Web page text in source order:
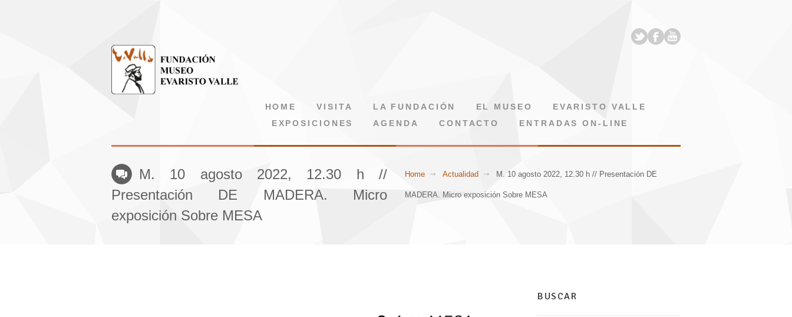
HOME VISITA LA FUNDACIÓN EL MUSEO
EVARISTO VALLE
EXPOSICIONES
AGENDA CONTACTO ENTRADAS ON-LINE
M. 10 agosto 2022, 12.30 h //
Presentación DE MADERA. Micro
exposición Sobre MESA
Home Actualidad M. 10 agosto 2022, 12.30 h // Presentación DE
MADERA. Micro exposición Sobre MESA
BUSCAR